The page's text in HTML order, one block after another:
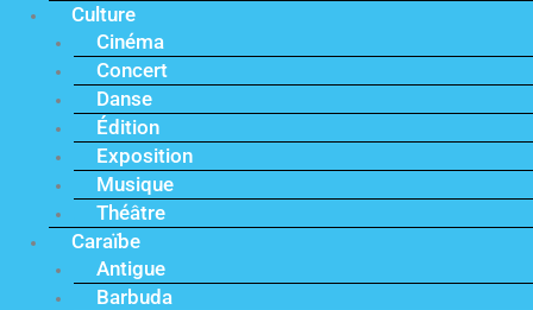
Culture
Cinéma
Concert
Danse
Édition
Exposition
Musique
Théâtre
Caraïbe
Antigue
Barbuda